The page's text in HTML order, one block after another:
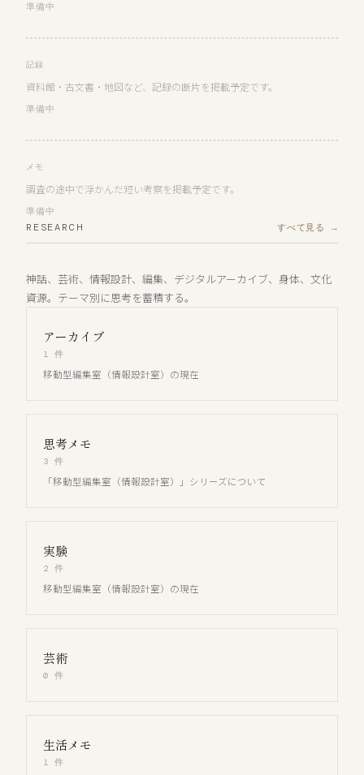
準備中
記録
資料館・古文書・地図など、記録の断片を掲載予定です。
準備中
メモ
調査の途中で浮かんだ短い考察を掲載予定です。
準備中
RESEARCH すべて見る →
神話、芸術、情報設計、編集、デジタルアーカイブ、身体、文化
資源。テーマ別に思考を蓄積する。
アーカイブ
1 件
移動型編集室（情報設計室）の現在
思考メモ
3 件
「移動型編集室（情報設計室）」シリーズについて
実験
2 件
移動型編集室（情報設計室）の現在
芸術
0 件
生活メモ
1 件